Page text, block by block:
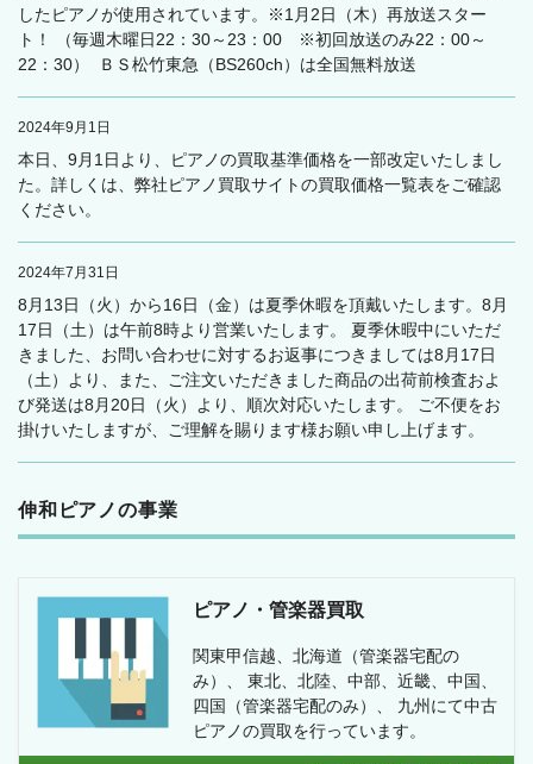
したピアノが使用されています。※1月2日（木）再放送スター
ト！ （毎週木曜日22：30～23：00 ※初回放送のみ22：00～
22：30） ＢＳ松竹東急（BS260ch）は全国無料放送
2024年9月1日
本日、9月1日より、ピアノの買取基準価格を一部改定いたしまし
た。詳しくは、弊社ピアノ買取サイトの買取価格一覧表をご確認
ください。
2024年7月31日
8月13日（火）から16日（金）は夏季休暇を頂戴いたします。8月
17日（土）は午前8時より営業いたします。 夏季休暇中にいただ
きました、お問い合わせに対するお返事につきましては8月17日
（土）より、また、ご注文いただきました商品の出荷前検査およ
び発送は8月20日（火）より、順次対応いたします。 ご不便をお
掛けいたしますが、ご理解を賜ります様お願い申し上げます。
伸和ピアノの事業
ピアノ・管楽器買取
関東甲信越、北海道（管楽器宅配の
み）、 東北、北陸、中部、近畿、中国、
四国（管楽器宅配のみ）、 九州にて中古
ピアノの買取を行っています。